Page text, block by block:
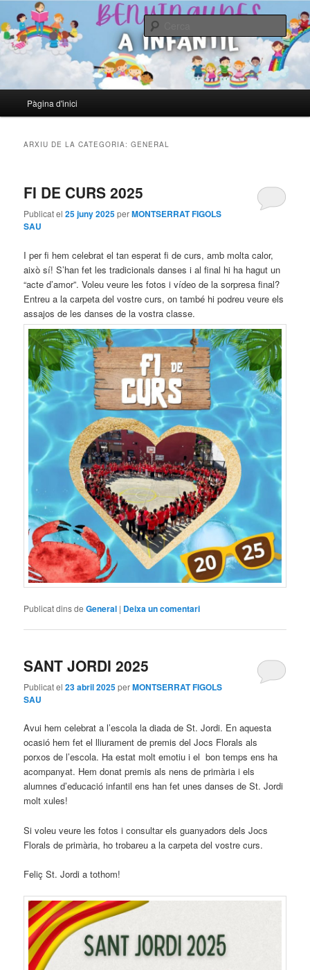
EL BLOC D'EDUCACIÓ INFANTIL
LA CLAU DE L'EDUCACIÓ NO ÉS ENSENYAR, ÉS DESPERTAR. Ernest
Renan
Cerca
principal
Aneu
principal
Aneu
secundari
Pàgina d'inici
ARXIU DE LA CATEGORIA:GENERAL
FI DE CURS 2025
Publicat el25 juny 2025perMONTSERRAT FIGOLS
SAU
I per fi hem celebrat el tan esperat fi de curs, amb molta calor,
això sí! S’han fet les tradicionals danses i al final hi ha hagut un
“acte d’amor”. Voleu veure les fotos i vídeo de la sorpresa final?
Entreu a la carpeta del vostre curs, on també hi podreu veure els
assajos de les danses de la vostra classe.
Publicat dins de General | Deixa un comentari
SANT JORDI 2025
Publicat el23 abril 2025perMONTSERRAT FIGOLS
SAU
Avui hem celebrat a l’escola la diada de St. Jordi. En aquesta
ocasió hem fet el lliurament de premis del Jocs Florals als
porxos de l’escola. Ha estat molt emotiu i el bon temps ens ha
acompanyat. Hem donat premis als nens de primària i els
alumnes d’educació infantil ens han fet unes danses de St. Jordi
molt xules!
Si voleu veure les fotos i consultar els guanyadors dels Jocs
Florals de primària, ho trobareu a la carpeta del vostre curs.
Feliç St. Jordi a tothom!